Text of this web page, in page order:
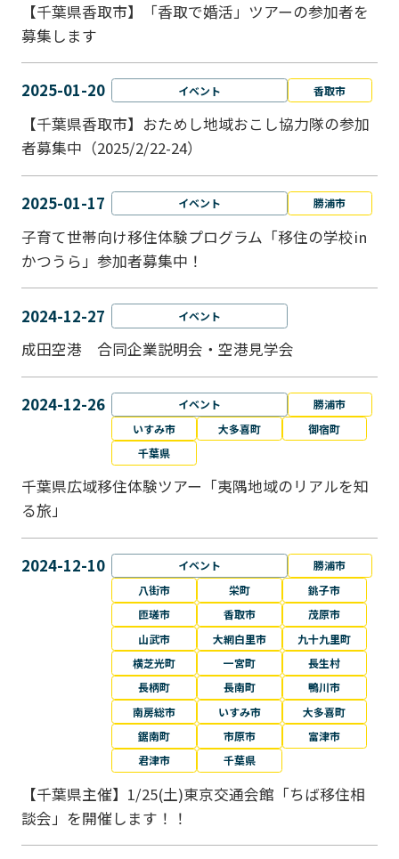
【千葉県香取市】「香取で婚活」ツアーの参加者を
募集します
2025-01-20 イベント 香取市
【千葉県香取市】おためし地域おこし協力隊の参加
者募集中（2025/2/22-24）
2025-01-17 イベント 勝浦市
子育て世帯向け移住体験プログラム「移住の学校in
かつうら」参加者募集中！
2024-12-27 イベント
成田空港 合同企業説明会・空港見学会
2024-12-26 イベント
勝浦市
いすみ市
大多喜町
御宿町
千葉県
千葉県広域移住体験ツアー「夷隅地域のリアルを知
る旅」
2024-12-10 イベント
勝浦市
八街市
栄町
銚子市
匝瑳市
香取市
茂原市
山武市
大網白里市
九十九里町
横芝光町
一宮町
長生村
長柄町
長南町
鴨川市
南房総市
いすみ市
大多喜町
鋸南町
市原市
富津市
君津市
千葉県
【千葉県主催】1/25(土)東京交通会館「ちば移住相
談会」を開催します！！